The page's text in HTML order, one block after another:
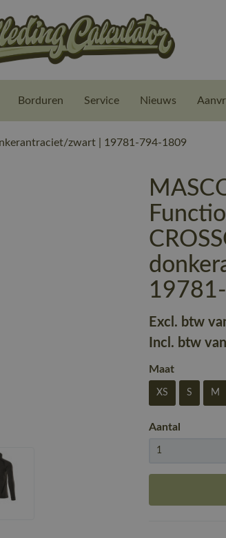
Borduren Service Nieuws
zwart | 19781-794-1809
Excl. btw
Incl. btw
Maat
XS S M
Aantal